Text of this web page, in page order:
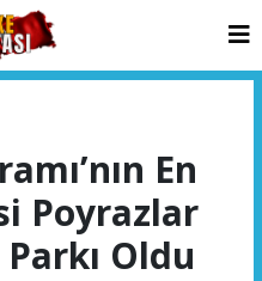
En
Poyrazlar
Oldu